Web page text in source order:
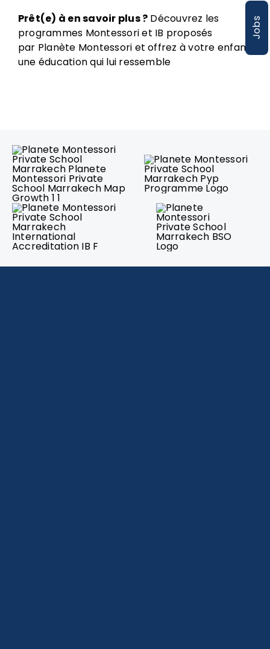
Prêt(e) à en savoir plus ? Découvrez les
programmes Montessori et IB proposés
par Planète Montessori et offrez à votre enfant
une éducation qui lui ressemble
Jobs